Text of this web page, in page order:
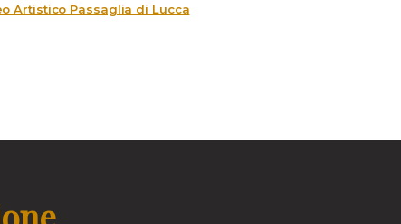
Artistico Passaglia di Lucca